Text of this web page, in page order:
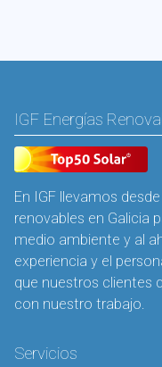
IGF Energías
En IGF llevamos
renovables en Galicia
medio ambiente y al
experiencia y el
que nuestros clientes
con nuestro trabajo.
Servicios